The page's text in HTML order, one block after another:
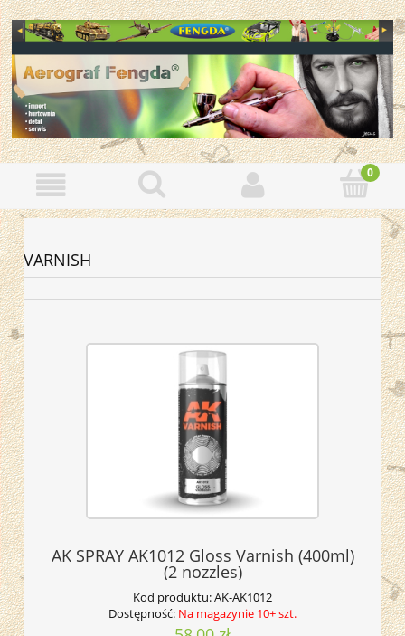
VARNISH
AK SPRAY AK1012 Gloss Varnish (400ml)
(2 nozzles)
Kod produktu:AK-AK1012
Dostępność: Na magazynie 10+ szt.